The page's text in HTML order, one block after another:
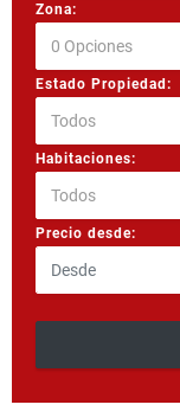
Zona:
0 Opciones
Estado Propiedad:
Todos
Habitaciones:
Todos
Precio desde: